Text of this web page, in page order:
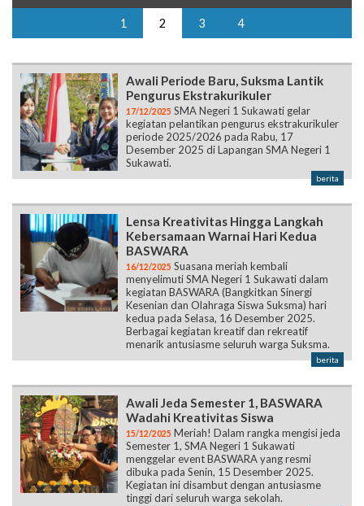
1 2 3 4
Awali Periode Baru, Suksma Lantik
Pengurus Ekstrakurikuler
17/12/2025 SMA Negeri 1 Sukawati gelar
kegiatan pelantikan pengurus ekstrakurikuler
periode 2025/2026 pada Rabu, 17
Desember 2025 di Lapangan SMA Negeri 1
Sukawati.
berita
Lensa Kreativitas Hingga Langkah
Kebersamaan Warnai Hari Kedua
BASWARA
16/12/2025 Suasana meriah kembali
menyelimuti SMA Negeri 1 Sukawati dalam
kegiatan BASWARA (Bangkitkan Sinergi
Kesenian dan Olahraga Siswa Suksma) hari
kedua pada Selasa, 16 Desember 2025.
Berbagai kegiatan kreatif dan rekreatif
menarik antusiasme seluruh warga Suksma.
berita
Awali Jeda Semester 1, BASWARA
Wadahi Kreativitas Siswa
15/12/2025 Meriah! Dalam rangka mengisi jeda
Semester 1, SMA Negeri 1 Sukawati
menggelar event BASWARA yang resmi
dibuka pada Senin, 15 Desember 2025.
Kegiatan ini disambut dengan antusiasme
tinggi dari seluruh warga sekolah.